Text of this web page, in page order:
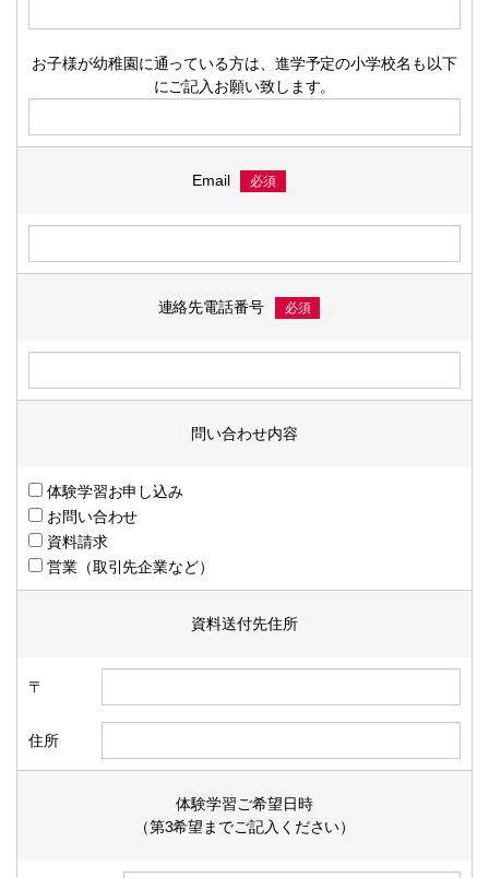
お子様が幼稚園に通っている方は、進学予定の小学校名も以下
にご記入お願い致します。
Email 必須
連絡先電話番号 必須
問い合わせ内容
体験学習お申し込み
お問い合わせ
資料請求
営業（取引先企業など）
資料送付先住所
〒
住所
体験学習ご希望日時
（第3希望までご記入ください）